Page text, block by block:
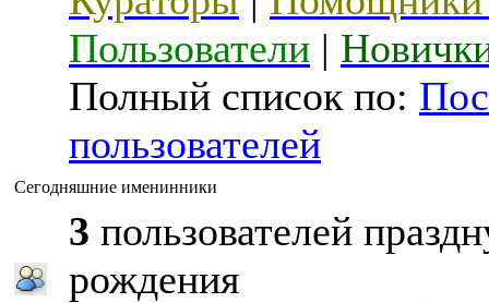
Пользователи |
Полный список по:
пользователей
Сегодняшние именинники
3 пользователей
рождения